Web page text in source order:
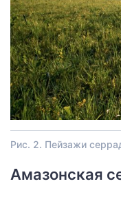
Рис. 2. Пейзажи
Амазонская